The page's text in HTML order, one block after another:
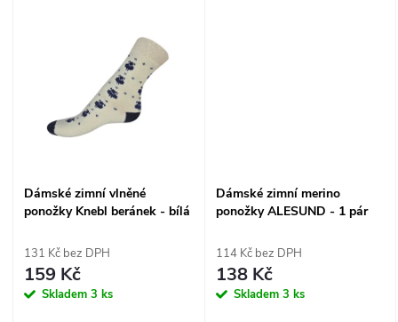
Dámské zimní vlněné
ponožky Knebl beránek - bílá
131 Kč bez DPH
159 Kč
Skladem 3 ks
Dámské zimní merino
ponožky ALESUND - 1 pár
114 Kč bez DPH
138 Kč
Skladem 3 ks